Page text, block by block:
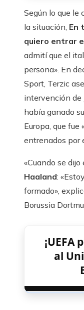
Según lo que le
la situación, En
quiero entrar
admití que el
persona». En
Sport, Terzic
intervención de
había ganado
Europa, que fue
entrenados por
«Cuando se
Haaland:
formado»,
Borussia
al